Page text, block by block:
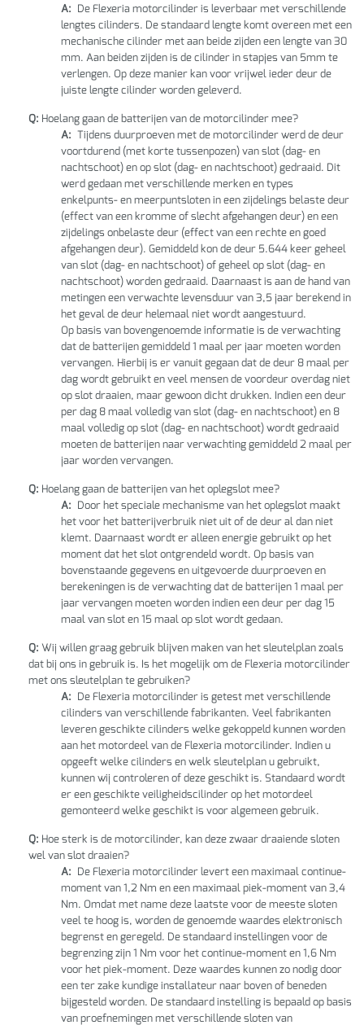
A: De Flexeria motorcilinder is leverbaar met verschillende
lengtes cilinders. De standaard lengte komt overeen met een
mechanische cilinder met aan beide zijden een lengte van 30
mm. Aan beiden zijden is de cilinder in stapjes van 5mm te
verlengen. Op deze manier kan voor vrijwel ieder deur de
juiste lengte cilinder worden geleverd.
Q: Hoelang gaan de batterijen van de motorcilinder mee?
A: Tijdens duurproeven met de motorcilinder werd de deur
voortdurend (met korte tussenpozen) van slot (dag- en
nachtschoot) en op slot (dag- en nachtschoot) gedraaid. Dit
werd gedaan met verschillende merken en types
enkelpunts- en meerpuntsloten in een zijdelings belaste deur
(effect van een kromme of slecht afgehangen deur) en een
zijdelings onbelaste deur (effect van een rechte en goed
afgehangen deur). Gemiddeld kon de deur 5.644 keer geheel
van slot (dag- en nachtschoot) of geheel op slot (dag- en
nachtschoot) worden gedraaid. Daarnaast is aan de hand van
metingen een verwachte levensduur van 3,5 jaar berekend in
het geval de deur helemaal niet wordt aangestuurd.
Op basis van bovengenoemde informatie is de verwachting
dat de batterijen gemiddeld 1 maal per jaar moeten worden
vervangen. Hierbij is er vanuit gegaan dat de deur 8 maal per
dag wordt gebruikt en veel mensen de voordeur overdag niet
op slot draaien, maar gewoon dicht drukken. Indien een deur
per dag 8 maal volledig van slot (dag- en nachtschoot) en 8
maal volledig op slot (dag- en nachtschoot) wordt gedraaid
moeten de batterijen naar verwachting gemiddeld 2 maal per
jaar worden vervangen.
Q: Hoelang gaan de batterijen van het oplegslot mee?
A: Door het speciale mechanisme van het oplegslot maakt
het voor het batterijverbruik niet uit of de deur al dan niet
klemt. Daarnaast wordt er alleen energie gebruikt op het
moment dat het slot ontgrendeld wordt. Op basis van
bovenstaande gegevens en uitgevoerde duurproeven en
berekeningen is de verwachting dat de batterijen 1 maal per
jaar vervangen moeten worden indien een deur per dag 15
maal van slot en 15 maal op slot wordt gedaan.
Q: Wij willen graag gebruik blijven maken van het sleutelplan zoals
dat bij ons in gebruik is. Is het mogelijk om de Flexeria motorcilinder
met ons sleutelplan te gebruiken?
A: De Flexeria motorcilinder is getest met verschillende
cilinders van verschillende fabrikanten. Veel fabrikanten
leveren geschikte cilinders welke gekoppeld kunnen worden
aan het motordeel van de Flexeria motorcilinder. Indien u
opgeeft welke cilinders en welk sleutelplan u gebruikt,
kunnen wij controleren of deze geschikt is. Standaard wordt
er een geschikte veiligheidscilinder op het motordeel
gemonteerd welke geschikt is voor algemeen gebruik.
Q: Hoe sterk is de motorcilinder, kan deze zwaar draaiende sloten
wel van slot draaien?
A: De Flexeria motorcilinder levert een maximaal continue-
moment van 1,2 Nm en een maximaal piek-moment van 3,4
Nm. Omdat met name deze laatste voor de meeste sloten
veel te hoog is, worden de genoemde waardes elektronisch
begrenst en geregeld. De standaard instellingen voor de
begrenzing zijn 1 Nm voor het continue-moment en 1,6 Nm
voor het piek-moment. Deze waardes kunnen zo nodig door
een ter zake kundige installateur naar boven of beneden
bijgesteld worden. De standaard instelling is bepaald op basis
van proefnemingen met verschillende sloten van